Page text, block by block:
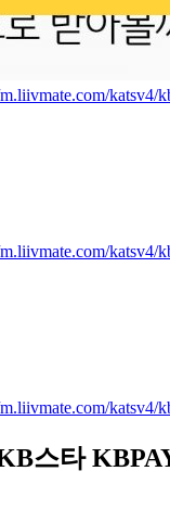
katsv4/
katsv4/
katsv4/
스타